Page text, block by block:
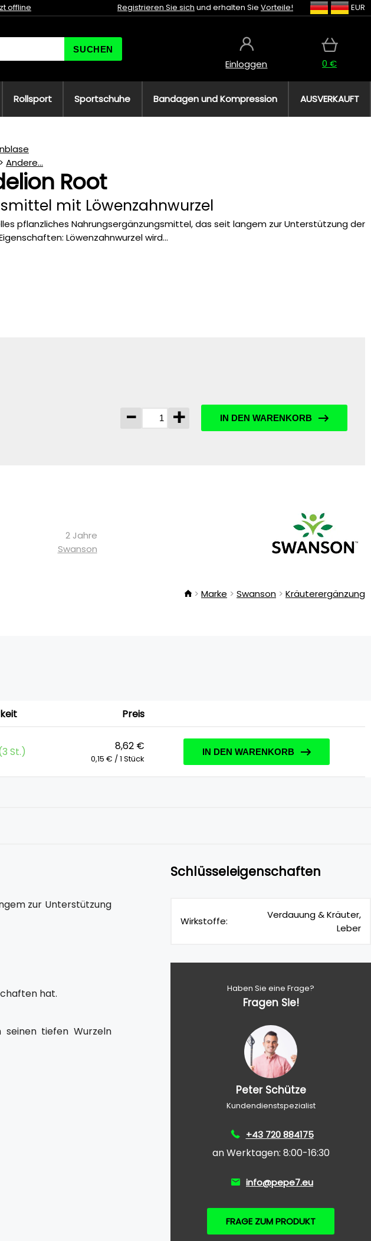
offline Registrieren Sie sich und erhalten Sie Vorteile! EUR
SUCHEN
Einloggen 0 €
Rollsport Sportschuhe Bandagen und Kompression AUSVERKAUFT
Andere...
Root
mit Löwenzahnwurzel
pflanzliches Nahrungsergänzungsmittel, das seit langem zur Unterstützung der
Löwenzahnwurzel wird...
- + IN DEN WARENKORB
2 Jahre
Swanson
Marke Swanson Kräuterergänzung
Preis
St.) 8,62 €
0,15 € / 1 Stück
IN DEN WARENKORB
zur Unterstützung
hat.
tiefen Wurzeln
Schlüsseleigenschaften
Wirkstoffe:
Verdauung & Kräuter,
Leber
Haben Sie eine Frage?
Fragen Sie!
Peter Schütze
Kundendienstspezialist
+43 720 884175
an Werktagen: 8:00-16:30
info@pepe7.eu
FRAGE ZUM PRODUKT